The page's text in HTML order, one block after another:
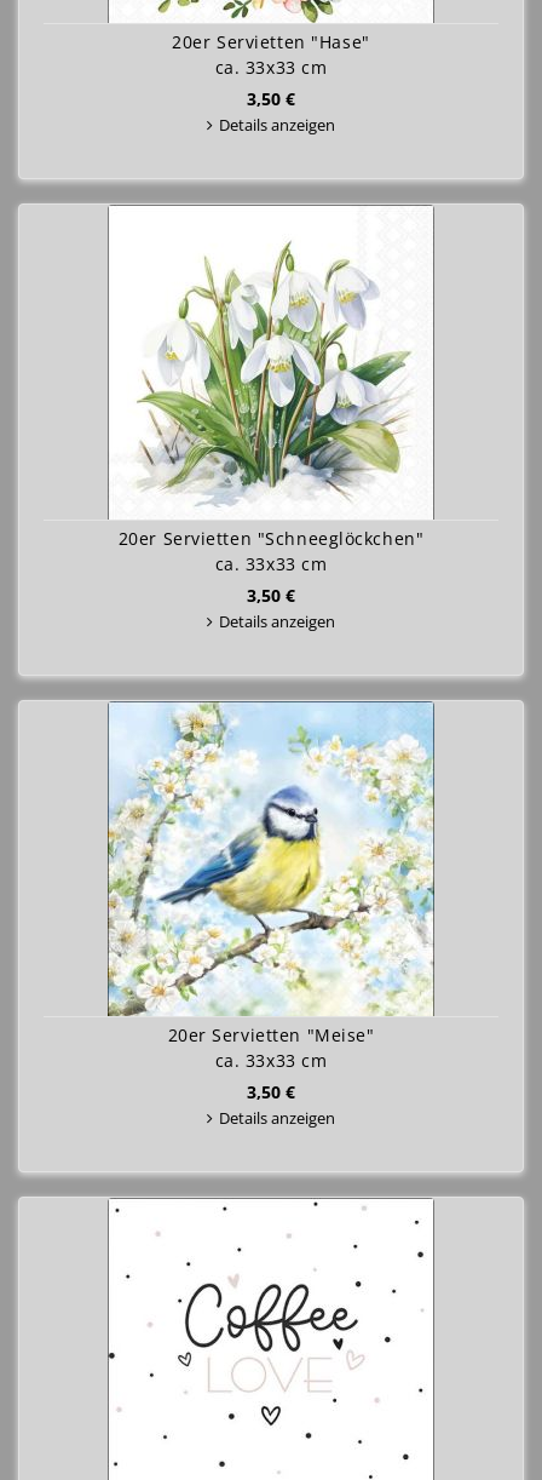
20er Servietten "Hase"
ca. 33x33 cm
3,50 €
Details anzeigen
20er Servietten "Schneeglöckchen"
ca. 33x33 cm
3,50 €
Details anzeigen
20er Servietten "Meise"
ca. 33x33 cm
3,50 €
Details anzeigen